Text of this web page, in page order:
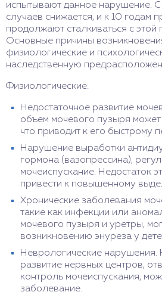
испытывают данное нарушение. С
случаев снижается, и к 10 годам
продолжают сталкиваться с этой
Основные причины
физиологические и
наследственную
Физиологические:
Недостаточное развитие
объем мочевого пузыря
что приводит к его быстрому
Нарушение выработки
гормона (вазопрессина),
мочеиспускание. Недостаток
привести к повышенному
Хронические заболевания
такие как инфекции или
мочевого пузыря и уретры,
возникновению энуреза у
Неврологические нарушения.
развитие нервных центров,
контроль мочеиспускания,
заболевание.